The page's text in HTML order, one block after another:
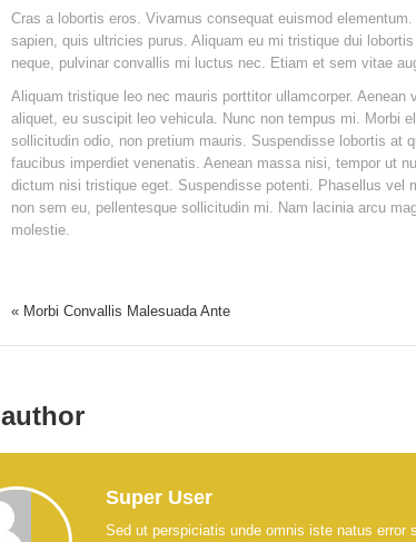
Cras a lobortis eros. Vivamus consequat euismod
sapien, quis ultricies purus. Aliquam eu mi tristique dui
neque, pulvinar convallis mi luctus nec. Etiam et sem vitae
Aliquam tristique leo nec mauris porttitor ullamcorper.
aliquet, eu suscipit leo vehicula. Nunc non tempus mi. Morbi
sollicitudin odio, non pretium mauris. Suspendisse lobortis at
faucibus imperdiet venenatis. Aenean massa nisi, tempor ut
dictum nisi tristique eget. Suspendisse potenti. Phasellus vel
non sem eu, pellentesque sollicitudin mi. Nam lacinia arcu
molestie.
« Morbi Convallis Malesuada Ante
author
Super User
Sed ut perspiciatis unde omnis iste natus error